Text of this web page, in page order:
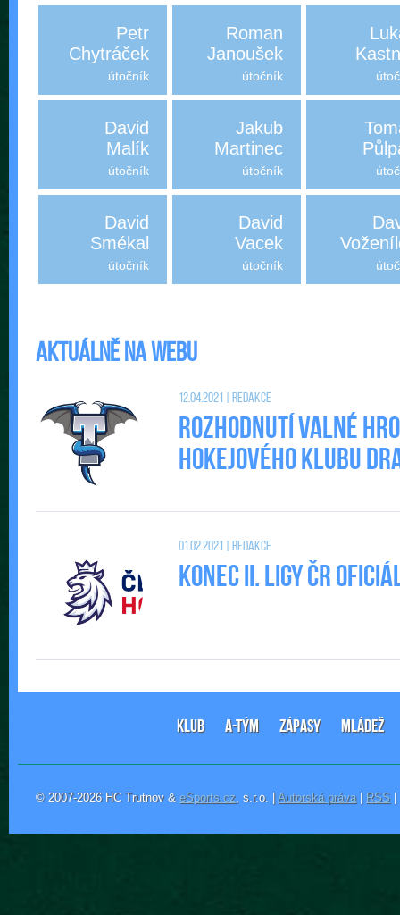
Petr
Chytráček
útočník
Roman
Janoušek
útočník
David
Malík
útočník
Jakub
Martinec
útočník
David
Smékal
útočník
David
Vacek
útočník
Aktuálně na webu
12.04.2021 | Redakce
Rozhodnutí valné
Hokejového klubu
01.02.2021 | Redakce
Konec II. Ligy ČR
KLUB A-TÝM ZÁPASY MLÁDEŽ
© 2007-2026 HC Trutnov & eSports.cz, s.r.o. |Autorská práva| RSS |